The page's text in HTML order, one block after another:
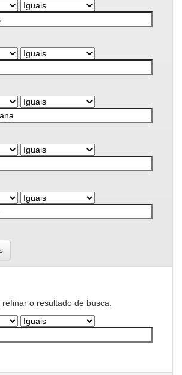
o resultado de busca.